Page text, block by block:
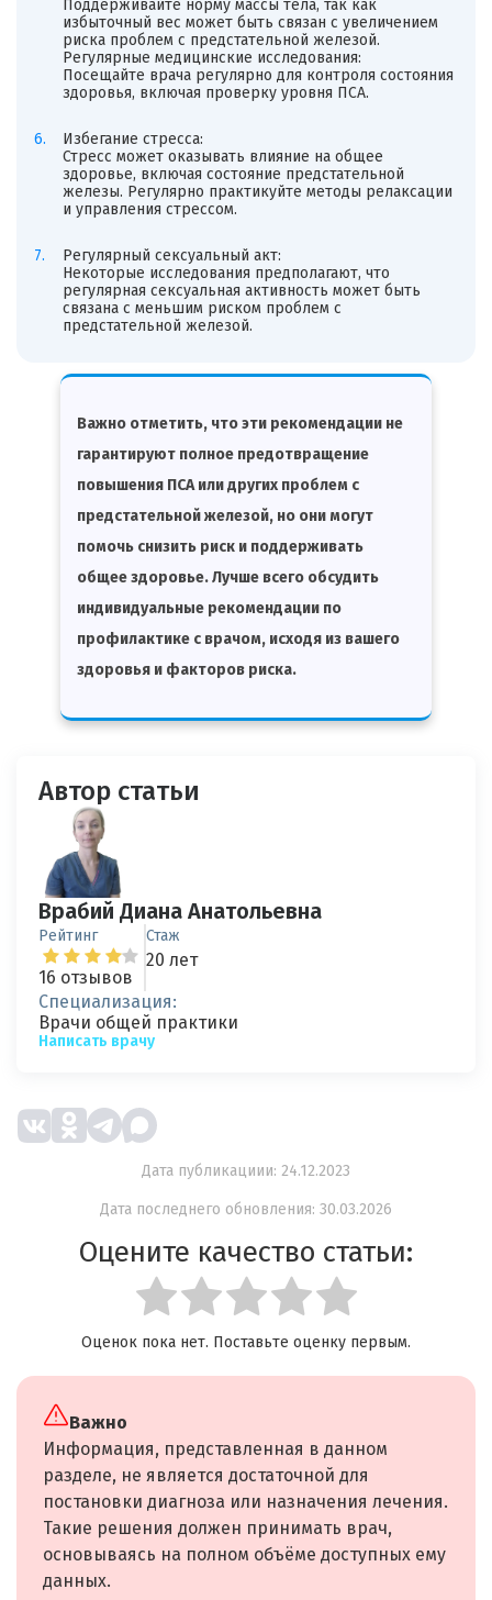
Поддерживайте норму массы тела, так как
избыточный вес может быть связан с увеличением
риска проблем с предстательной железой.
Регулярные медицинские исследования:
Посещайте врача регулярно для контроля состояния
здоровья, включая проверку уровня ПСА.
Избегание стресса:
Стресс может оказывать влияние на общее
здоровье, включая состояние предстательной
железы. Регулярно практикуйте методы релаксации
и управления стрессом.
Регулярный сексуальный акт:
Некоторые исследования предполагают, что
регулярная сексуальная активность может быть
связана с меньшим риском проблем с
предстательной железой.
Важно отметить, что эти рекомендации не
гарантируют полное предотвращение
повышения ПСА или других проблем с
предстательной железой, но они могут
помочь снизить риск и поддерживать
общее здоровье. Лучше всего обсудить
индивидуальные рекомендации по
профилактике с врачом, исходя из вашего
здоровья и факторов риска.
Автор статьи
Врабий Диана Анатольевна
Рейтинг
16 отзывов
Стаж
20 лет
Специализация:
Врачи общей практики
Написать врачу
Дата публикациии: 24.12.2023
Дата последнего обновления: 30.03.2026
Оцените качество статьи:
Оценок пока нет. Поставьте оценку первым.
Важно
Информация, представленная в данном
разделе, не является достаточной для
постановки диагноза или назначения лечения.
Такие решения должен принимать врач,
основываясь на полном объёме доступных ему
данных.